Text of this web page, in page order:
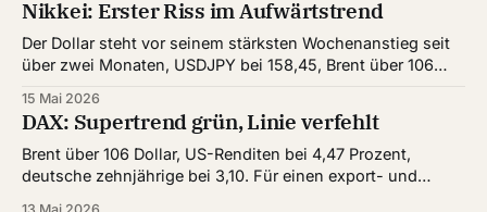
heute zeigt sich, dass die Front der starken Märkte
schmaler wird. Der S&P trägt weiter, der Nikkei
Nikkei: Erster Riss im Aufwärtstrend
Der Dollar steht vor seinem stärksten Wochenanstieg seit
über zwei Monaten, USDJPY bei 158,45, Brent über 106
aus zwei Seiten. Genau in dieser Lage handelt der Nikkei
heute zum ersten Mal seit dem Ausbruch intraday unter
einer wichtigen Marke. Wann ist
15 Mai 2026
DAX: Supertrend grün, Linie verfehlt
Brent über 106 Dollar, US-Renditen bei 4,47 Prozent,
deutsche zehnjährige bei 3,10. Für einen export- und